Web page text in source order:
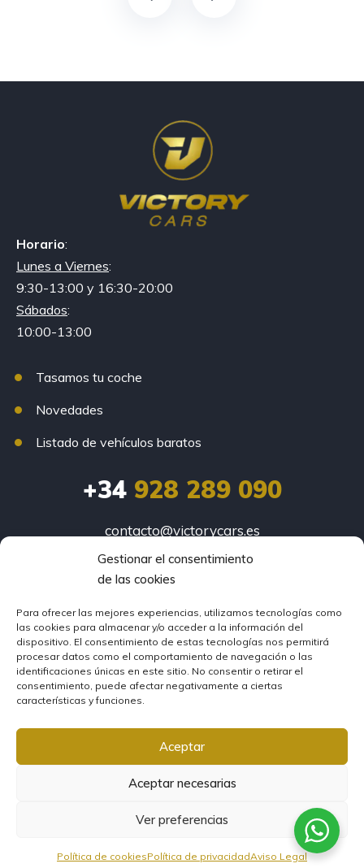
Gestionar el consentimiento
de las cookies
Para ofrecer las mejores experiencias, utilizamos tecnologías como
las cookies para almacenar y/o acceder a la información del
dispositivo. El consentimiento de estas tecnologías nos permitirá
procesar datos como el comportamiento de navegación o las
identificaciones únicas en este sitio. No consentir o retirar el
consentimiento, puede afectar negativamente a ciertas
características y funciones.
Aceptar
Aceptar necesarias
Ver preferencias
Política de cookiesPolítica de privacidadAviso Legal
Horario:
Lunes a Viernes:
9:30-13:00 y 16:30-20:00
Sábados:
10:00-13:00
Tasamos tu coche
Novedades
Listado de vehículos baratos
+34928 289 090
contacto@victorycars.es
Vecindario:
Carrizal:
Av. Carlos V 107, Ingenio
© Victory Cars
Condiciones oferta tres meses*·Aviso Legal·Política de
Política de Cookies
Volcanica.agency